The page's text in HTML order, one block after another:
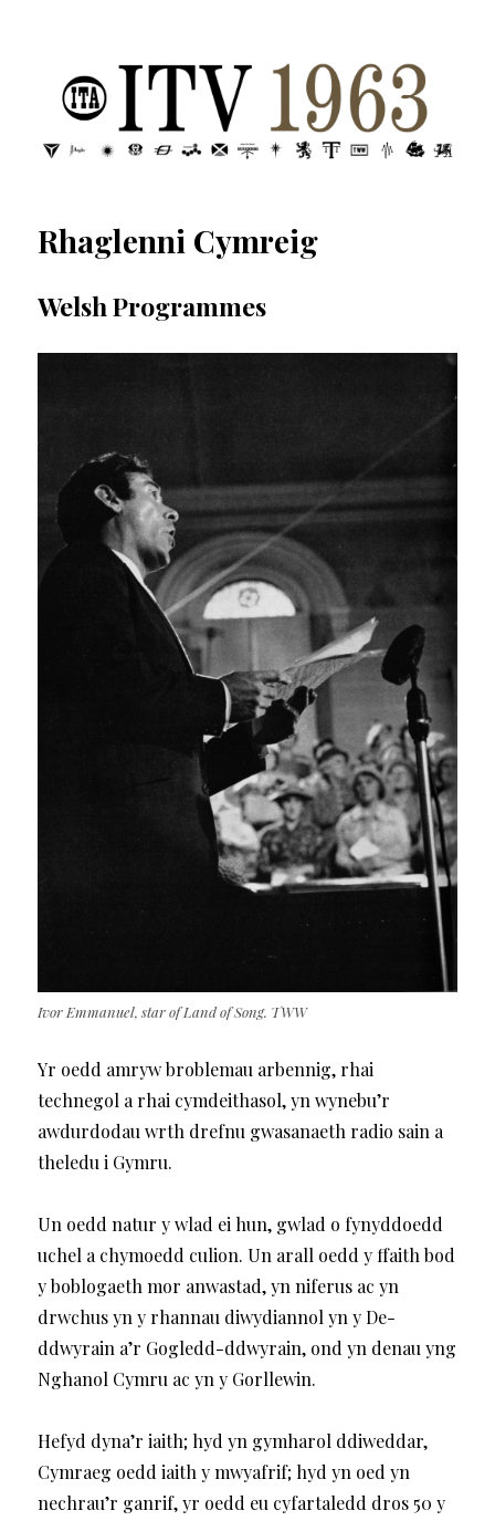
ITV 1963 | Transdiffusion presentation
Rhaglenni Cymreig
Welsh Programmes
Ivor Emmanuel, star of Land of Song. TWW
Yr oedd amryw broblemau arbennig, rhai
technegol a rhai cymdeithasol, yn wynebu’r
awdurdodau wrth drefnu gwasanaeth radio sain a
theledu i Gymru.
Un oedd natur y wlad ei hun, gwlad o fynyddoedd
uchel a chymoedd culion. Un arall oedd y ffaith bod
y boblogaeth mor anwastad, yn niferus ac yn
drwchus yn y rhannau diwydiannol yn y De-
ddwyrain a’r Gogledd-ddwyrain, ond yn denau yng
Nghanol Cymru ac yn y Gorllewin.
Hefyd dyna’r iaith; hyd yn gymharol ddiweddar,
Cymraeg oedd iaith y mwyafrif; hyd yn oed yn
nechrau’r ganrif, yr oedd eu cyfartaledd dros 50 y